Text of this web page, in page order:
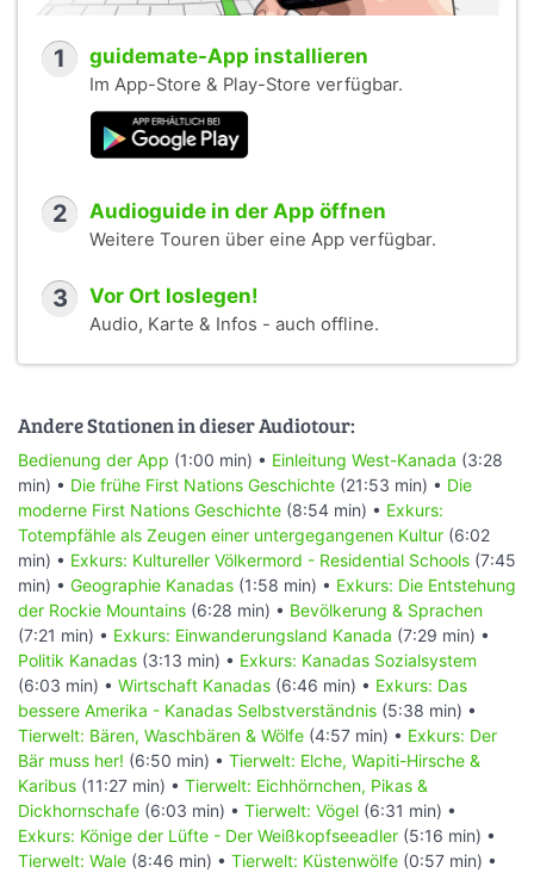
1 guidemate-App installieren
Im App-Store & Play-Store verfügbar.
2 Audioguide in der App öffnen
Weitere Touren über eine App verfügbar.
3 Vor Ort loslegen!
Audio, Karte & Infos - auch offline.
Andere Stationen in dieser Audiotour:
Bedienung der App (1:00 min) • Einleitung West-Kanada (3:28
min) • Die frühe First Nations Geschichte (21:53 min) • Die
moderne First Nations Geschichte (8:54 min) • Exkurs:
Totempfähle als Zeugen einer untergegangenen Kultur (6:02
min) • Exkurs: Kultureller Völkermord - Residential Schools (7:45
min) • Geographie Kanadas (1:58 min) • Exkurs: Die Entstehung
der Rockie Mountains (6:28 min) • Bevölkerung & Sprachen
(7:21 min) • Exkurs: Einwanderungsland Kanada (7:29 min) •
Politik Kanadas (3:13 min) • Exkurs: Kanadas Sozialsystem
(6:03 min) • Wirtschaft Kanadas (6:46 min) • Exkurs: Das
bessere Amerika - Kanadas Selbstverständnis (5:38 min) •
Tierwelt: Bären, Waschbären & Wölfe (4:57 min) • Exkurs: Der
Bär muss her! (6:50 min) • Tierwelt: Elche, Wapiti-Hirsche &
Karibus (11:27 min) • Tierwelt: Eichhörnchen, Pikas &
Dickhornschafe (6:03 min) • Tierwelt: Vögel (6:31 min) •
Exkurs: Könige der Lüfte - Der Weißkopfseeadler (5:16 min) •
Tierwelt: Wale (8:46 min) • Tierwelt: Küstenwölfe (0:57 min) •